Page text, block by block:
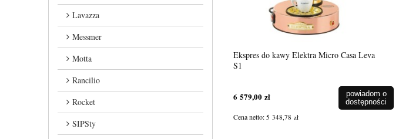
Lavazza
Messmer
Motta
Rancilio
Rocket
SIPSty
Ekspres do kawy Elektra Micro Casa Leva
S1
6 579,00 zł
Cena netto: 5 348,78 zł
powiadom o
dostępności